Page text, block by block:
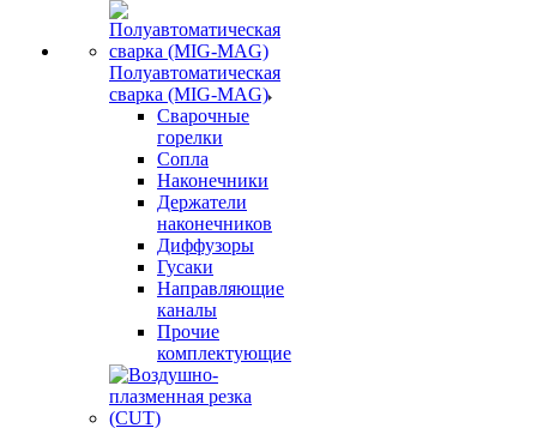
Полуавтоматическая
сварка (MIG-MAG)
Сварочные
горелки
Сопла
Наконечники
Держатели
наконечников
Диффузоры
Гусаки
Направляющие
каналы
Прочие
комплектующие